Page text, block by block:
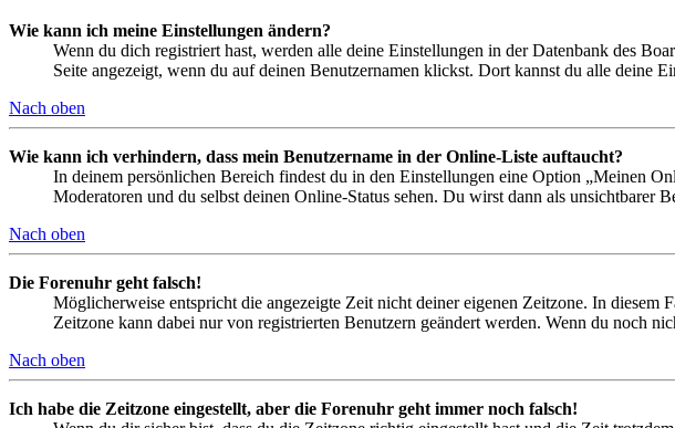
Wie kann ich meine Einstellungen ändern?
Wenn du dich registriert hast, werden alle deine Einstellungen in der Datenbank des
Seite angezeigt, wenn du auf deinen Benutzernamen klickst. Dort kannst du alle deine
Nach oben
Wie kann ich verhindern, dass mein Benutzername in der Online-Liste auftaucht?
In deinem persönlichen Bereich findest du in den Einstellungen eine Option „Meinen
Moderatoren und du selbst deinen Online-Status sehen. Du wirst dann als unsichtbarer
Nach oben
Die Forenuhr geht falsch!
Möglicherweise entspricht die angezeigte Zeit nicht deiner eigenen Zeitzone. In
Zeitzone kann dabei nur von registrierten Benutzern geändert werden. Wenn du noch
Nach oben
Ich habe die Zeitzone eingestellt, aber die Forenuhr geht immer noch falsch!